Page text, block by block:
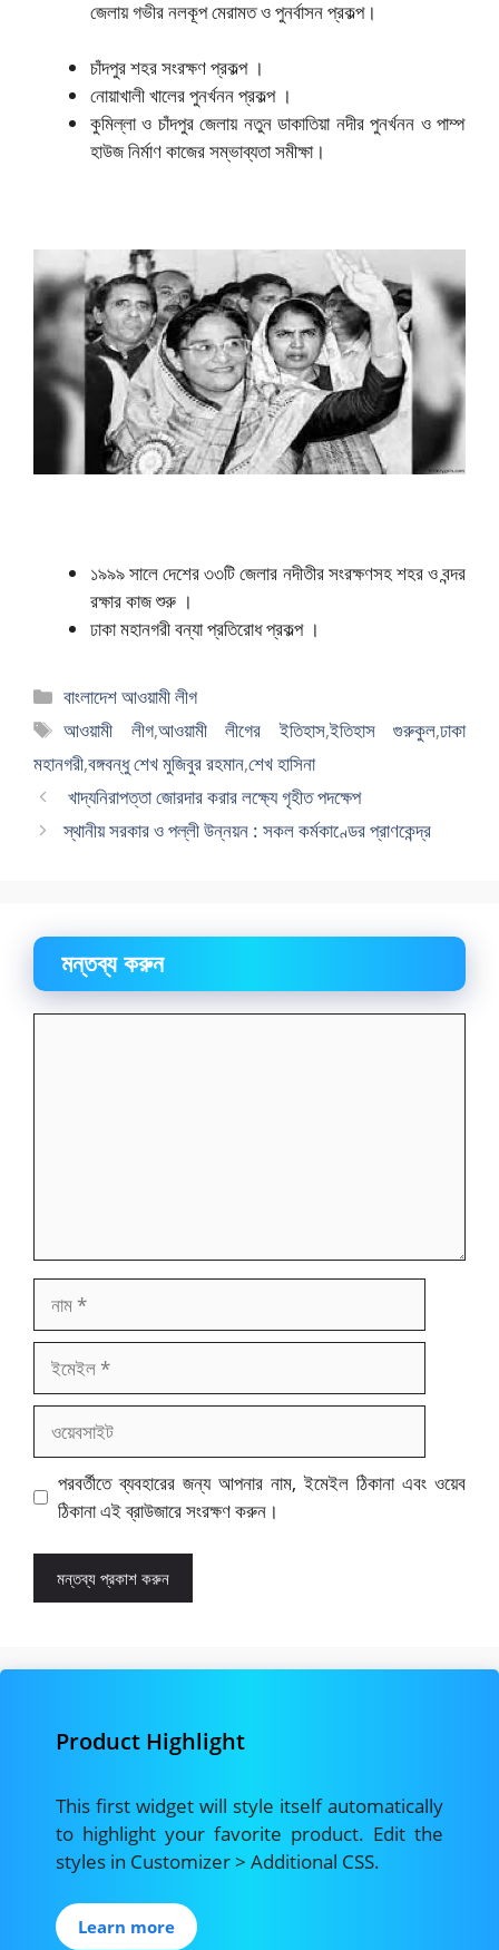
জেলায় গভীর নলকূপ মেরামত ওপুনর্বাসন প্রকল্প।
চাঁদপুর শহর সংরক্ষণ প্রকল্প ।
নোয়াখালী খালের পুনর্খনন প্রকল্প ।
কুমিল্লা ও চাঁদপুর জেলায় নতুন ডাকাতিয়া নদীর পুনর্খনন ও পাম্প
হাউজ নির্মাণ কাজের সম্ভাব্যতা সমীক্ষা।
১৯৯৯ সালে দেশের ৩৩টি জেলার নদীতীর সংরক্ষণসহ শহর ও বন্দর
রক্ষার কাজ শুরু ।
ঢাকা মহানগরী বন্যা প্রতিরোধ প্রকল্প ।
বিভাগ
সমূহ
বাংলাদেশ আওয়ামী লীগ
ট্যাগ
সমূহ
আওয়ামী লীগ,আওয়ামী লীগের ইতিহাস,ইতিহাস গুরুকুল,ঢাকা
মহানগরী,বঙ্গবন্ধু শেখ মুজিবুর রহমান,শেখ হাসিনা
খাদ্যনিরাপত্তা জোরদার করার লক্ষ্যে গৃহীত পদক্ষেপ
স্থানীয় সরকার ও পল্লী উন্নয়ন : সকল কর্মকাণ্ডের প্রাণকেন্দ্র
মন্তব্য করুন
ইমেইল
পরবর্তীতে ব্যবহারের জন্য আপনার নাম, ইমেইল ঠিকানা এবং ওয়েব
ঠিকানা এই ব্রাউজারে সংরক্ষণ করুন।
Product Highlight
This first widget will style itself automatically
to highlight your favorite product. Edit the
styles in Customizer > Additional CSS.
Learn more